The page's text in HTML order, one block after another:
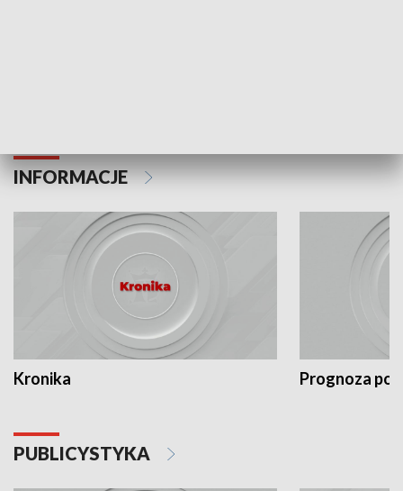
INFORMACJE
Kronika Prognoza
PUBLICYSTYKA